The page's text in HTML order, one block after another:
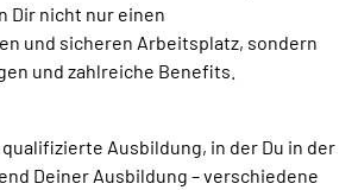
Dir nicht nur einen
und sicheren Arbeitsplatz, sondern
und zahlreiche Benefits.
Ausbildung, in der Du in der
Deiner Ausbildung – verschiedene